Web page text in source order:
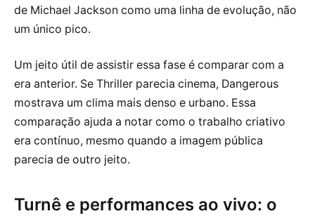
de Michael Jackson como uma linha de evolução, não
um único pico.
Um jeito útil de assistir essa fase é comparar com a
era anterior. Se Thriller parecia cinema, Dangerous
mostrava um clima mais denso e urbano. Essa
comparação ajuda a notar como o trabalho criativo
era contínuo, mesmo quando a imagem pública
parecia de outro jeito.
Turnê e performances ao vivo: o